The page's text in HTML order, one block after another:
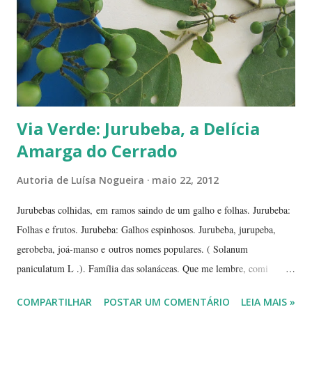
de-li-ci-o-sa! Comecei a degustá-las e só parei porque me contaram
uma 'historinha': a de um brasileiro que, a...
Via Verde: Jurubeba, a Delícia
Amarga do Cerrado
Autoria de Luísa Nogueira maio 22, 2012
Jurubebas colhidas, em ramos saindo de um galho e folhas. Jurubeba:
Folhas e frutos. Jurubeba: Galhos espinhosos. Jurubeba, jurupeba,
gerobeba, joá-manso e outros nomes populares. ( Solanum
paniculatum L .). Família das solanáceas. Que me lembre, comi
Hidrolândia, interior de
COMPARTILHAR POSTAR UM COMENTÁRIO LEIA MAIS »